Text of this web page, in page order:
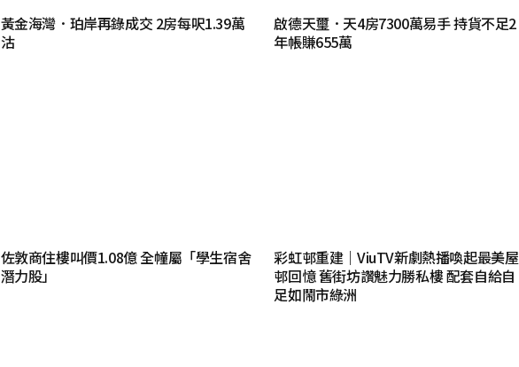
黃金海灣．珀岸再錄成交 2房每呎1.39萬
沽
啟德天璽．天4房7300萬易手 持貨不足2
年帳賺655萬
佐敦商住樓叫價1.08億 全幢屬「學生宿舍
潛力股」
彩虹邨重建｜ViuTV新劇熱播喚起最美屋
邨回憶 舊街坊讚魅力勝私樓 配套自給自
足如鬧市綠洲